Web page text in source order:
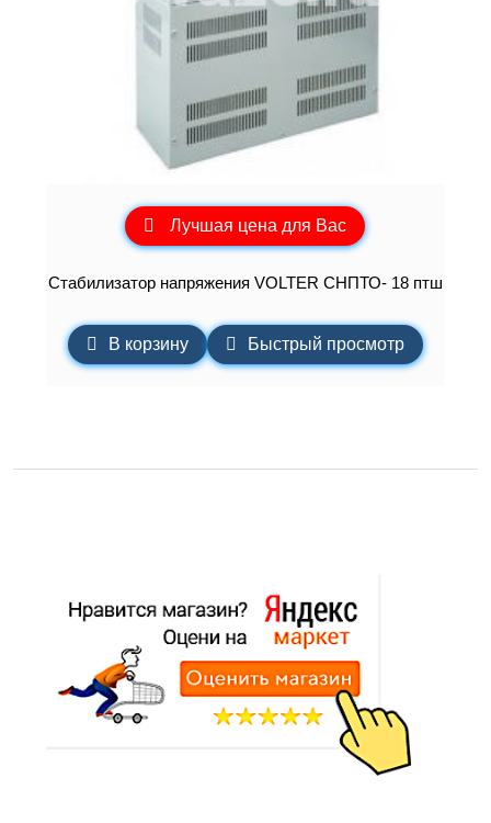
Лучшая цена для Вас
Стабилизатор напряжения VOLTER СНПТО- 18 птш
В корзину Быстрый просмотр